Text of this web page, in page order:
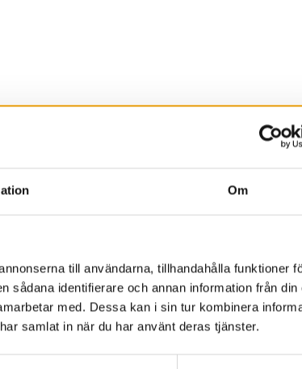
Om
till användarna, tillhandahålla funktioner
sådana identifierare och annan information från din
med. Dessa kan i sin tur kombinera
samlat in när du har använt deras tjänster.